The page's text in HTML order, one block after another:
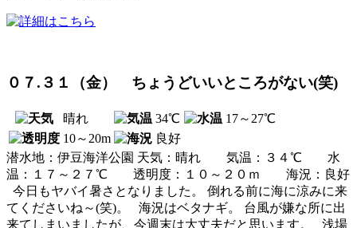
０７.３１（金） ちょうどいいところがない(笑)
晴れ 34℃
17～27℃
10～20m
良好
潜水地：伊豆海洋公園 天気：晴れ 気温：３４℃ 水
温：１７～２７℃ 透明度：１０～２０ｍ 海況：良好
今日もヤバイ暑さとなりました。 倒れる前に海に涼みに来
てくださいね～(笑)。 海況はベタナギ。 台風が嫌な所に出
来てしまいましたが、今週末は大丈夫だと思います。 浅場